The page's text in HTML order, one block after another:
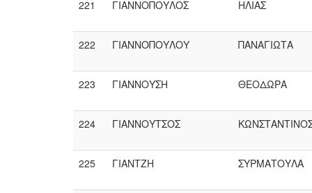
221 ΓΙΑΝΝΟΠΟΥΛΟΣ ΗΛΙΑΣ
222 ΓΙΑΝΝΟΠΟΥΛΟΥ ΠΑΝΑΓΙΩΤΑ
223 ΓΙΑΝΝΟΥΣΗ ΘΕΟΔΩΡΑ
224 ΓΙΑΝΝΟΥΤΣΟΣ
225 ΓΙΑΝΤΖΗ ΣΥΡΜΑΤΟΥΛΑ